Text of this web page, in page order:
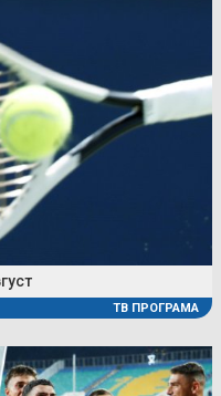
ТВ ПРОГРАМА